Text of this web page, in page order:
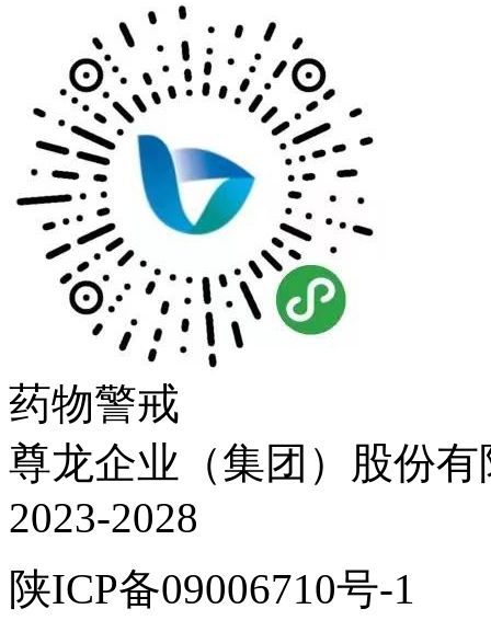
药物警戒
尊龙企业（集团）股份
2023-2028
陕ICP备09006710号-1